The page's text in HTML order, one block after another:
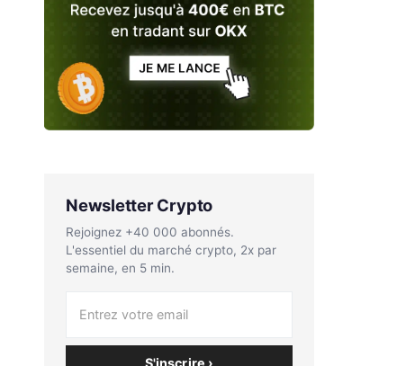
Newsletter Crypto
Rejoignez +40 000 abonnés.
L'essentiel du marché crypto, 2x par
semaine, en 5 min.
S'inscrire ›